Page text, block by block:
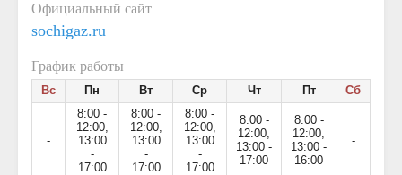
Официальный сайт
sochigaz.ru
График работы
Вс Пн Вт Ср Чт Пт Сб
-
8:00 -
12:00,
13:00
-
17:00
8:00 -
12:00,
13:00
-
17:00
8:00 -
12:00,
13:00
-
17:00
8:00 -
12:00,
13:00 -
17:00
8:00 -
12:00,
13:00 -
16:00
-